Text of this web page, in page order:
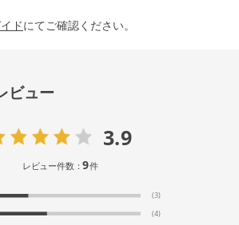
ドにてご確認ください。
ビュー
3.9
レビュー件数：9件
(3)
(4)